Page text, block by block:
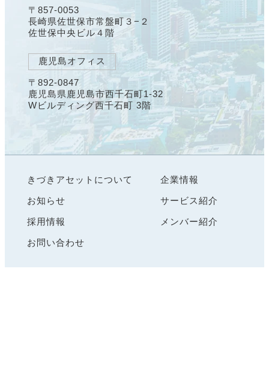
〒857-0053
長崎県佐世保市常盤町３−２
佐世保中央ビル４階
鹿児島オフィス
〒892-0847
鹿児島県鹿児島市西千石町1-32
Wビルディング西千石町 3階
きづきアセットについて 企業情報
お知らせ サービス紹介
採用情報 メンバー紹介
お問い合わせ